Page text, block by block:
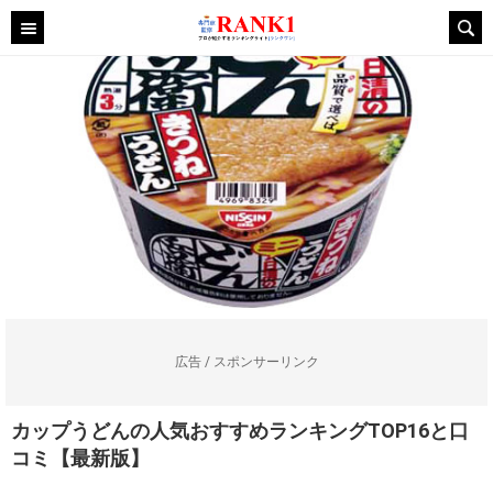
広告 / スポンサーリンク
カップうどんの人気おすすめランキングTOP16と口
コミ【最新版】